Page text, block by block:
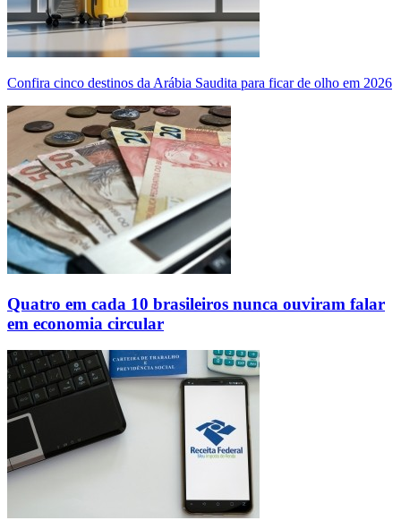
Confira cinco destinos da Arábia Saudita para ficar de olho em 2026
Quatro em cada 10 brasileiros nunca ouviram falar
em economia circular